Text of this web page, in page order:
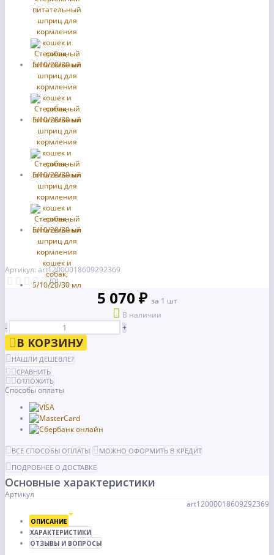
Артикул: art12000018609292369
(0)
5 070 ₽ за 1 шт
В наличии
-
+
В КОРЗИНУ
НАШЛИ ДЕШЕВЛЕ?
СРАВНИТЬ
ОТЛОЖИТЬ
Способы оплаты
ВСЕ СПОСОБЫ ОПЛАТЫ
МОЖНО ОФОРМИТЬ В КРЕДИТ
ПОДРОБНЕЕ О ДОСТАВКЕ
Основные характеристики
Артикул
art12000018609292369
ОПИСАНИЕ
ХАРАКТЕРИСТИКИ
ОТЗЫВЫ И ВОПРОСЫ